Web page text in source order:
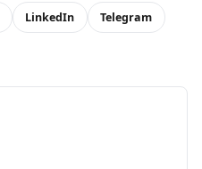
LinkedIn Telegram